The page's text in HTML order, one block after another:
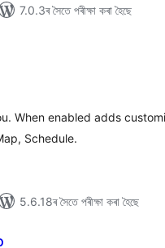
7.0.3ৰ সৈতে পৰীক্ষা কৰা হৈছে
When enabled adds
Schedule.
5.6.18ৰ সৈতে পৰীক্ষা কৰা হৈছে